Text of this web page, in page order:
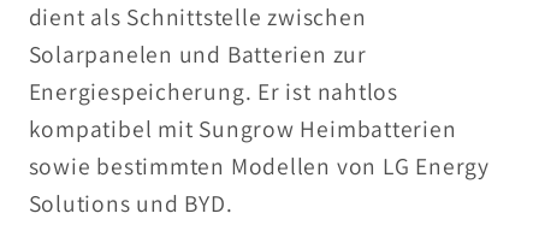
y
b
r
i
d
w
e
d
w
e
c
h
s
e
dient als Schnittstelle zwischen
Solarpanelen und Batterien zur
Energiespeicherung. Er ist nahtlos
kompatibel mit Sungrow Heimbatterien
sowie bestimmten Modellen von LG Energy
Solutions und BYD.